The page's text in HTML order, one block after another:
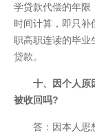
学贷款代偿的年限
时间计算，即只补
职高职连读的毕业
贷款。
十、因个人原
被收回吗?
答：因本人思